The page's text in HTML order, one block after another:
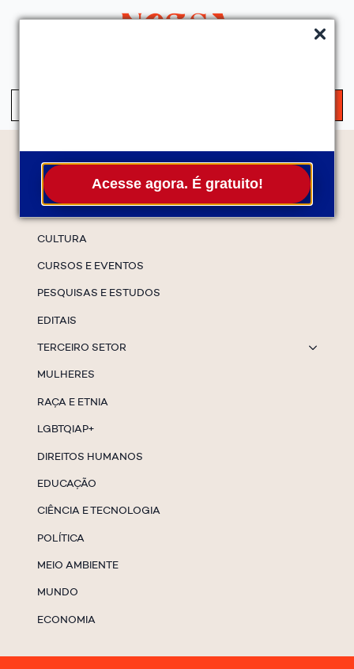
Acesse agora. É gratuito!
Temas
CULTURA
CURSOS E EVENTOS
PESQUISAS E ESTUDOS
EDITAIS
TERCEIRO SETOR
MULHERES
RAÇA E ETNIA
LGBTQIAP+
DIREITOS HUMANOS
EDUCAÇÃO
CIÊNCIA E TECNOLOGIA
POLÍTICA
MEIO AMBIENTE
MUNDO
ECONOMIA